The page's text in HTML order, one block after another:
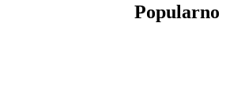
Popularno